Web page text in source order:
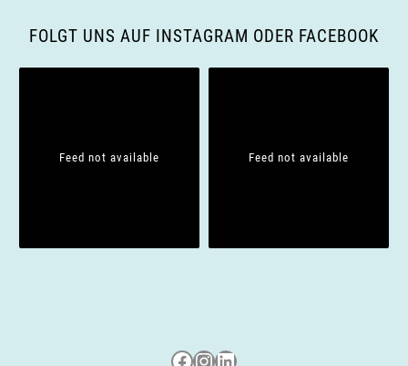
FOLGT UNS AUF INSTAGRAM ODER FACEBOOK
Feed not available Feed not available
Besuche uns auf Facebook
Besuche uns auf Instagram
LinkedIn